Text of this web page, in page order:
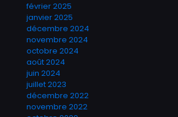
février 2025
janvier 2025
décembre 2024
novembre 2024
octobre 2024
août 2024
juin 2024
juillet 2023
décembre 2022
novembre 2022